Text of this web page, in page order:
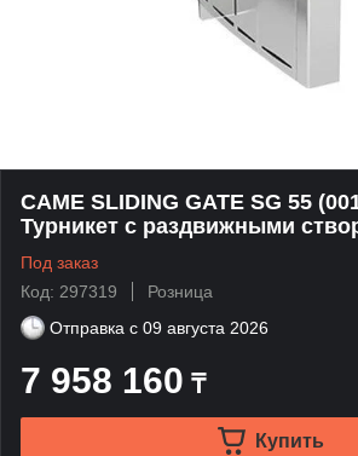
CAME SLIDING GATE SG 55
Турникет с раздвижными
Под заказ
Код: 297319
Розница
Отправка с 09 августа 2026
7 958 160 ₸
Купить